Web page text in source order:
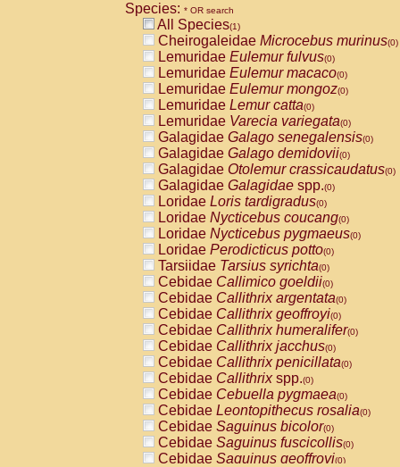
Species: * OR search
All Species(1)
Cheirogaleidae Microcebus murinus(0)
Lemuridae Eulemur fulvus(0)
Lemuridae Eulemur macaco(0)
Lemuridae Eulemur mongoz(0)
Lemuridae Lemur catta(0)
Lemuridae Varecia variegata(0)
Galagidae Galago senegalensis(0)
Galagidae Galago demidovii(0)
Galagidae Otolemur crassicaudatus(0)
Galagidae Galagidae spp.(0)
Loridae Loris tardigradus(0)
Loridae Nycticebus coucang(0)
Loridae Nycticebus pygmaeus(0)
Loridae Perodicticus potto(0)
Tarsiidae Tarsius syrichta(0)
Cebidae Callimico goeldii(0)
Cebidae Callithrix argentata(0)
Cebidae Callithrix geoffroyi(0)
Cebidae Callithrix humeralifer(0)
Cebidae Callithrix jacchus(0)
Cebidae Callithrix penicillata(0)
Cebidae Callithrixspp.(0)
Cebidae Cebuella pygmaea(0)
Cebidae Leontopithecus rosalia(0)
Cebidae Saguinus bicolor(0)
Cebidae Saguinus fuscicollis(0)
Cebidae Saguinus geoffroyi(0)